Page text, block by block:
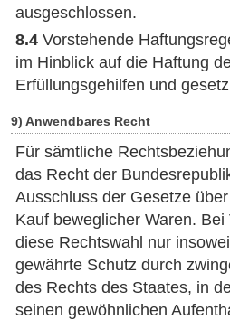
ausgeschlossen.
8.4 Vorstehende
im Hinblick auf die Haftung
Erfüllungsgehilfen und
9) Anwendbares Recht
Für sämtliche
das Recht der
Ausschluss der Gesetze
Kauf beweglicher Waren.
diese Rechtswahl nur
gewährte Schutz durch
des Rechts des Staates, in
seinen gewöhnlichen